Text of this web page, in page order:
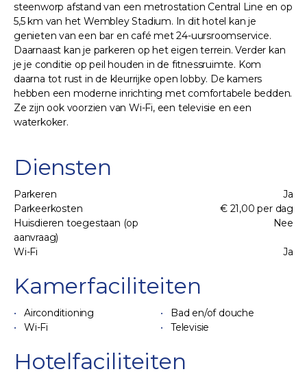
steenworp afstand van een metrostation Central Line en op
5,5 km van het Wembley Stadium. In dit hotel kan je
genieten van een bar en café met 24-uursroomservice.
Daarnaast kan je parkeren op het eigen terrein. Verder kan
je je conditie op peil houden in de fitnessruimte. Kom
daarna tot rust in de kleurrijke open lobby. De kamers
hebben een moderne inrichting met comfortabele bedden.
Ze zijn ook voorzien van Wi-Fi, een televisie en een
waterkoker.
Diensten
Parkeren
Ja
Parkeerkosten
€ 21,00 per dag
Huisdieren toegestaan (op
aanvraag)
Nee
Wi-Fi Ja
Kamerfaciliteiten
Airconditioning
Bad en/of douche
Wi-Fi
Televisie
Hotelfaciliteiten